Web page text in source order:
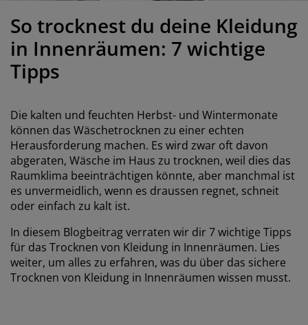
und Zubehör
So trocknest du deine Kleidung
in Innenräumen: 7 wichtige
Tipps
Die kalten und feuchten Herbst- und Wintermonate
können das Wäschetrocknen zu einer echten
Herausforderung machen. Es wird zwar oft davon
abgeraten, Wäsche im Haus zu trocknen, weil dies das
Raumklima beeinträchtigen könnte, aber manchmal ist
es unvermeidlich, wenn es draussen regnet, schneit
oder einfach zu kalt ist.
In diesem Blogbeitrag verraten wir dir 7 wichtige Tipps
für das Trocknen von Kleidung in Innenräumen. Lies
weiter, um alles zu erfahren, was du über das sichere
Trocknen von Kleidung in Innenräumen wissen musst.